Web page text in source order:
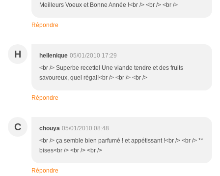
Meilleurs Voeux et Bonne Année !<br /> <br /> <br />
Répondre
H hellenique 05/01/2010 17:29
<br /> Superbe recette! Une viande tendre et des fruits
savoureux, quel régal!<br /> <br /> <br />
Répondre
C chouya 05/01/2010 08:48
<br /> ça semble bien parfumé ! et appétissant !<br /> <br /> **
bises<br /> <br /> <br />
Répondre